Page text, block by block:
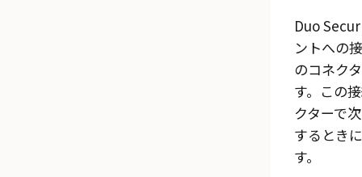
Duo
ントへの
のコネク
す。この
クターで
するとき
す。